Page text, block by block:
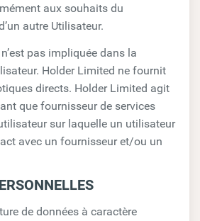
aux souhaits du
autre Utilisateur.
pas impliquée dans la
Holder Limited ne fournit
directs. Holder Limited agit
que fournisseur de services
sur laquelle un utilisateur
avec un fournisseur et/ou un
de données à caractère